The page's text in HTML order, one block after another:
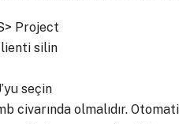
Project
silin
seçin
civarında olmalıdır.